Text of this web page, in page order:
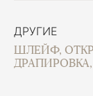
ДРУГИЕ
ШЛЕЙФ,